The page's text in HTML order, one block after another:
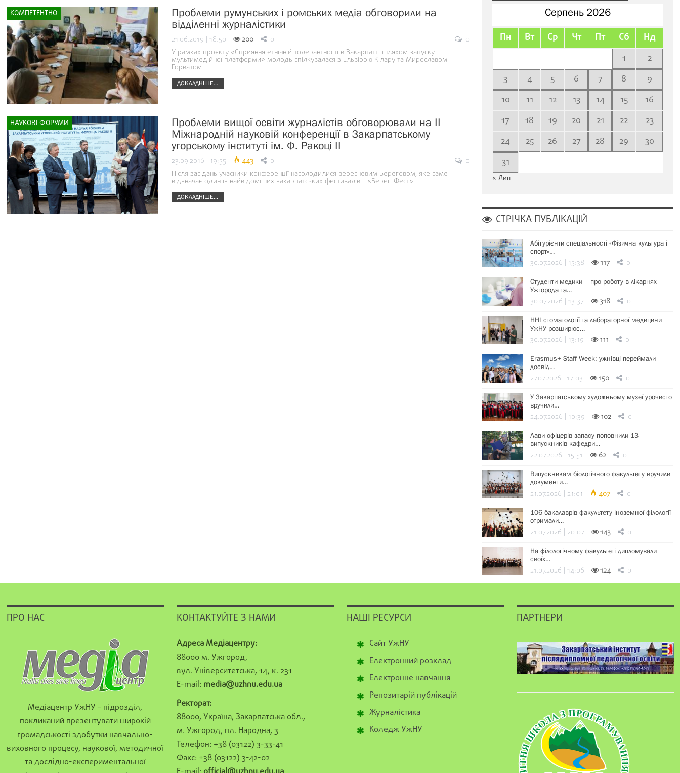
КОМПЕТЕНТНО
Проблеми румунських і ромських медіа обговорили на
відділенні журналістики
21.06.2019 | 18:50 200 0
0
У рамках проєкту «Сприяння етнічній толерантності в Закарпатті шляхом запуску
мультимедійної платформи» молодь спілкувалася з Ельвірою Кілару та Мирославом
Горватом
ДОКЛАДНІШЕ...
НАУКОВІ ФОРУМИ
Проблеми вищої освіти журналістів обговорювали на ІІ
Міжнародній науковій конференції в Закарпатському
угорському інституті ім. Ф. Ракоці ІІ
23.09.2016 | 19:55 443 0
0
Після засідань учасники конференції насолодилися вересневим Береговом, яке саме
відзначає один із найвідоміших закарпатських фестивалів – «Берег-Фест»
ДОКЛАДНІШЕ...
Серпень 2026
Пн Вт Ср Чт Пт Сб Нд
1
2
3
4 5 6 7 8
9
10
11 12 13 14 15
16
17
18 19 20 21 22
23
24
25 26 27 28 29
30
31
« Лип
СТРІЧКА ПУБЛІКАЦІЙ
Абітурієнти спеціальності «Фізична культура і
спорт»…
30.07.2026 | 15:38 117 0
Студенти-медики – про роботу в лікарнях
Ужгорода та…
30.07.2026 | 13:37 318 0
ННІ стоматології та лабораторної медицини
УжНУ розширює…
30.07.2026 | 13:19 111 0
Erasmus+ Staff Week: ужнівці переймали
досвід…
27.07.2026 | 17:03 150 0
У Закарпатському художньому музеї урочисто
вручили…
24.07.2026 | 10:39 102 0
Лави офіцерів запасу поповнили 13
випускників кафедри…
22.07.2026 | 15:51 62 0
Випускникам біологічного факультету вручили
документи…
21.07.2026 | 21:01 407 0
106 бакалаврів факультету іноземної філології
отримали…
21.07.2026 | 20:07 143 0
На філологічному факультеті дипломували
своїх…
21.07.2026 | 14:06 124 0
ПРО НАС
Медіацентр УжНУ – підрозділ,
покликаний презентувати широкій
громадськості здобутки навчально-
виховного процесу, наукової, методичної
та дослідно-експериментальної
КОНТАКТУЙТЕ З НАМИ
Адреса Медіацентру:
88000 м. Ужгород,
вул. Університетська, 14, к. 231
E-mail: media@uzhnu.edu.ua
Ректорат:
88000, Україна, Закарпатська обл.,
м. Ужгород, пл. Народна, 3
Телефон: +38 (03122) 3-33-41
Факс: +38 (03122) 3-42-02
НАШІ РЕСУРСИ
Сайт УжНУ
Електронний розклад
Електронне навчання
Репозитарій публікацій
Журналістика
Коледж УжНУ
ПАРТНЕРИ